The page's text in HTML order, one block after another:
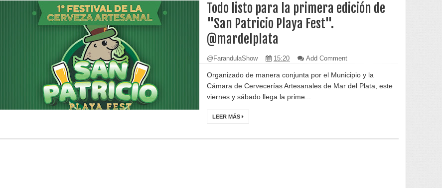
Todo listo para la primera edición de
"San Patricio Playa Fest".
@mardelplata
@FarandulaShow 15:20 Add Comment
Organizado de manera conjunta por el Municipio y la
Cámara de Cervecerías Artesanales de Mar del Plata, este
viernes y sábado llega la prime...
LEER MÁS